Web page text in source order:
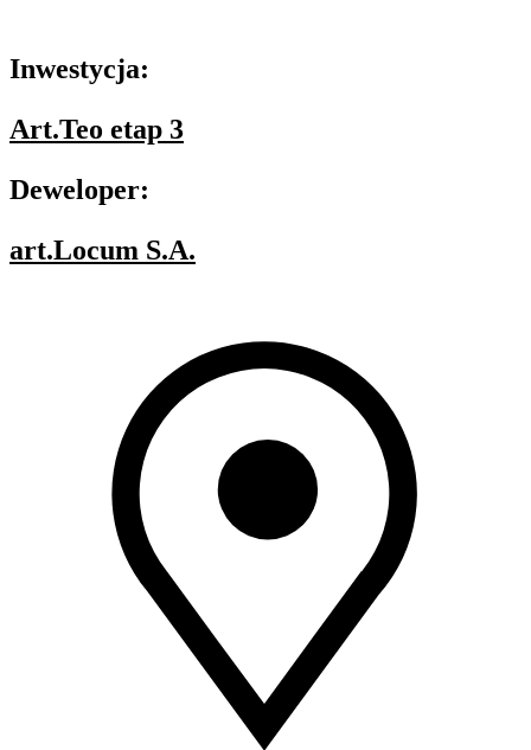
Inwestycja:
Art.Teo etap 3
Deweloper:
art.Locum S.A.